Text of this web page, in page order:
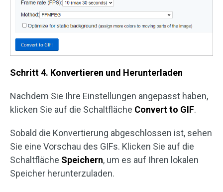
Schritt 4. Konvertieren und Herunterladen
Nachdem Sie Ihre Einstellungen angepasst haben,
klicken Sie auf die Schaltfläche Convert to GIF.
Sobald die Konvertierung abgeschlossen ist, sehen
Sie eine Vorschau des GIFs. Klicken Sie auf die
Schaltfläche Speichern, um es auf Ihren lokalen
Speicher herunterzuladen.